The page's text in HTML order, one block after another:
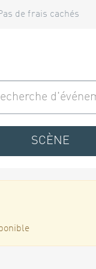
de frais cachés
SCÈNE